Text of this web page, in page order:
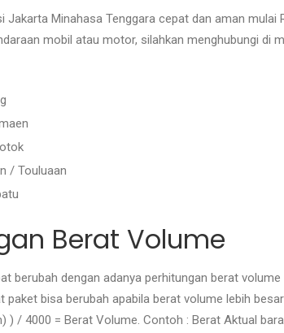
Jakarta Minahasa Tenggara cepat dan aman
mobil atau motor, silahkan menghubungi
/ Touluaan
Berat Volume
berubah dengan adanya perhitungan berat
paket bisa berubah apabila berat volume lebih
) / 4000 = Berat Volume. Contoh : Berat Aktual